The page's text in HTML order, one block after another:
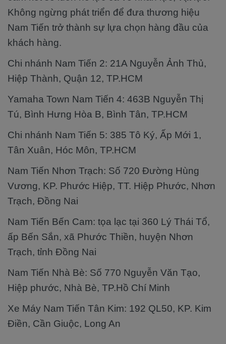
Không ngừng phát triển để đưa thương hiệu
Nam Tiến trở thành sự lựa chọn hàng đầu của
khách hàng.
Chi nhánh Nam Tiến 2: 21A Nguyễn Ảnh Thủ,
Hiệp Thành, Quận 12, TP.HCM
Yamaha Town Nam Tiến 4: 463B Nguyễn Thị
Tú, Bình Hưng Hòa B, Bình Tân, TP.HCM
Chi nhánh Nam Tiến 5: 385 Tô Ký, Ấp Mới 1,
Tân Xuân, Hóc Môn, TP.HCM
Nam Tiến Nhơn Trạch: Số 720 Đường Hùng
Vương, KP. Phước Hiệp, TT. Hiệp Phước, Nhơn
Trạch, Đồng Nai
Nam Tiến Bến Cam: tọa lạc tại 360 Lý Thái Tổ,
ấp Bến Sắn, xã Phước Thiền, huyện Nhơn
Trạch, tỉnh Đồng Nai
Nam Tiến Nhà Bè: Số 770 Nguyễn Văn Tạo,
Hiệp phước, Nhà Bè, TP.Hồ Chí Minh
Xe Máy Nam Tiến Tân Kim: 192 QL50, KP. Kim
Điền, Cần Giuộc, Long An